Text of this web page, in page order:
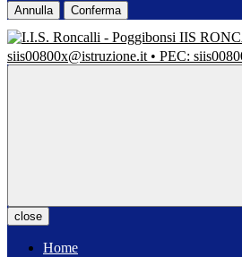
Annulla Conferma
IIS
siis00800x@istruzione.it • PEC:
close
Home